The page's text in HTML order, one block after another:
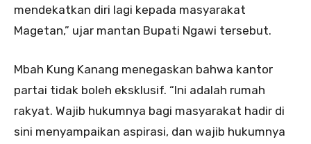
mendekatkan diri lagi kepada masyarakat
Magetan,” ujar mantan Bupati Ngawi tersebut.
Mbah Kung Kanang menegaskan bahwa kantor
partai tidak boleh eksklusif. “Ini adalah rumah
rakyat. Wajib hukumnya bagi masyarakat hadir di
sini menyampaikan aspirasi, dan wajib hukumnya